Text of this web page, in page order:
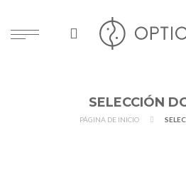
SELECCIÓN
PÁGINA DE INICIO